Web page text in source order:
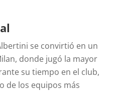
se convirtió en un
donde jugó la mayor
su tiempo en el club,
de los equipos más